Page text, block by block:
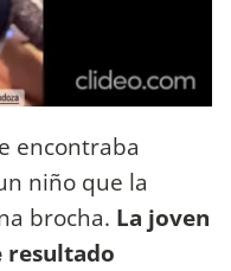
encontraba
niño que la
brocha. La joven
resultado